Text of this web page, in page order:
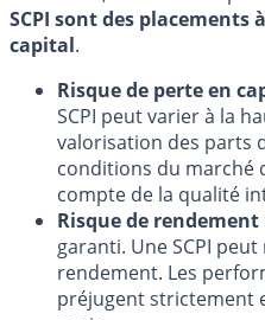
SCPI sont des placements
capital.
Risque de perte en
SCPI peut varier à la
valorisation des parts
conditions du marché
compte de la qualité
Risque de rendement
garanti. Une SCPI
rendement. Les
préjugent strictement